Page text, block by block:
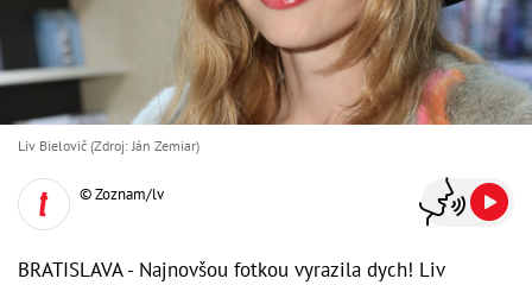
Liv Bielovič (Zdroj: Ján Zemiar)
© Zoznam/lv
BRATISLAVA - Najnovšou fotkou vyrazila dych! Liv